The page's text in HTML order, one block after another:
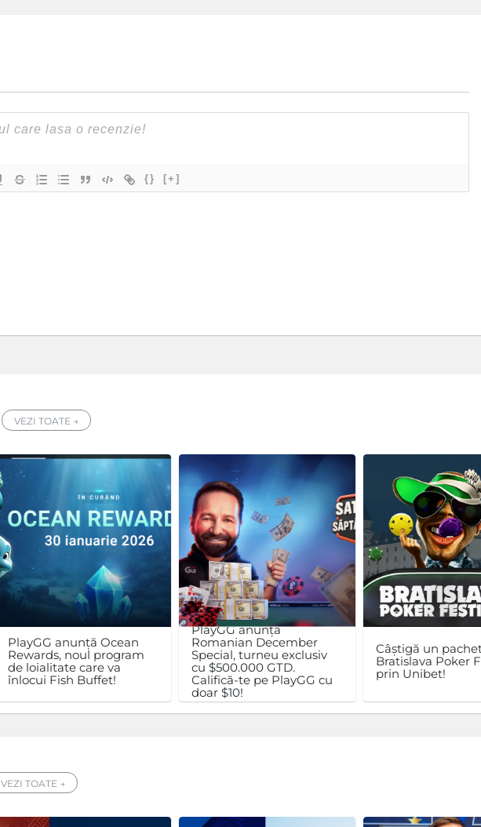
{} [+]
VEZI TOATE →
PlayGG anunță Ocean
Rewards, noul program
de loialitate care va
înlocui Fish Buffet!
PlayGG anunță
Romanian December
Special, turneu exclusiv
cu $500.000 GTD.
Califică-te pe PlayGG cu
doar $10!
Câștigă un
Bratislava Poker
prin Unibet!
VEZI TOATE →